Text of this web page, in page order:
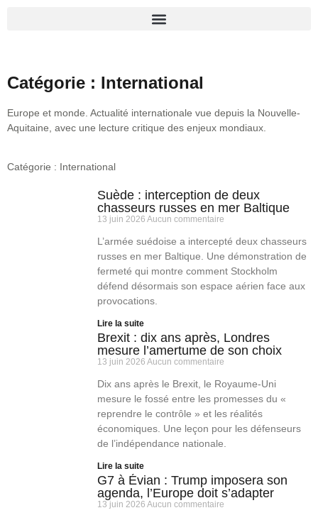
Catégorie : International
Europe et monde. Actualité internationale vue depuis la Nouvelle-
Aquitaine, avec une lecture critique des enjeux mondiaux.
Catégorie : International
Suède : interception de deux
chasseurs russes en mer Baltique
13 juin 2026 Aucun commentaire
L’armée suédoise a intercepté deux chasseurs
russes en mer Baltique. Une démonstration de
fermeté qui montre comment Stockholm
défend désormais son espace aérien face aux
provocations.
Lire la suite
Brexit : dix ans après, Londres
mesure l’amertume de son choix
13 juin 2026 Aucun commentaire
Dix ans après le Brexit, le Royaume-Uni
mesure le fossé entre les promesses du «
reprendre le contrôle » et les réalités
économiques. Une leçon pour les défenseurs
de l’indépendance nationale.
Lire la suite
G7 à Évian : Trump imposera son
agenda, l’Europe doit s’adapter
13 juin 2026 Aucun commentaire